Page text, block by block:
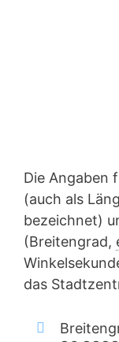
Die Angaben
(auch als
bezeichnet)
(Breitengrad,
das